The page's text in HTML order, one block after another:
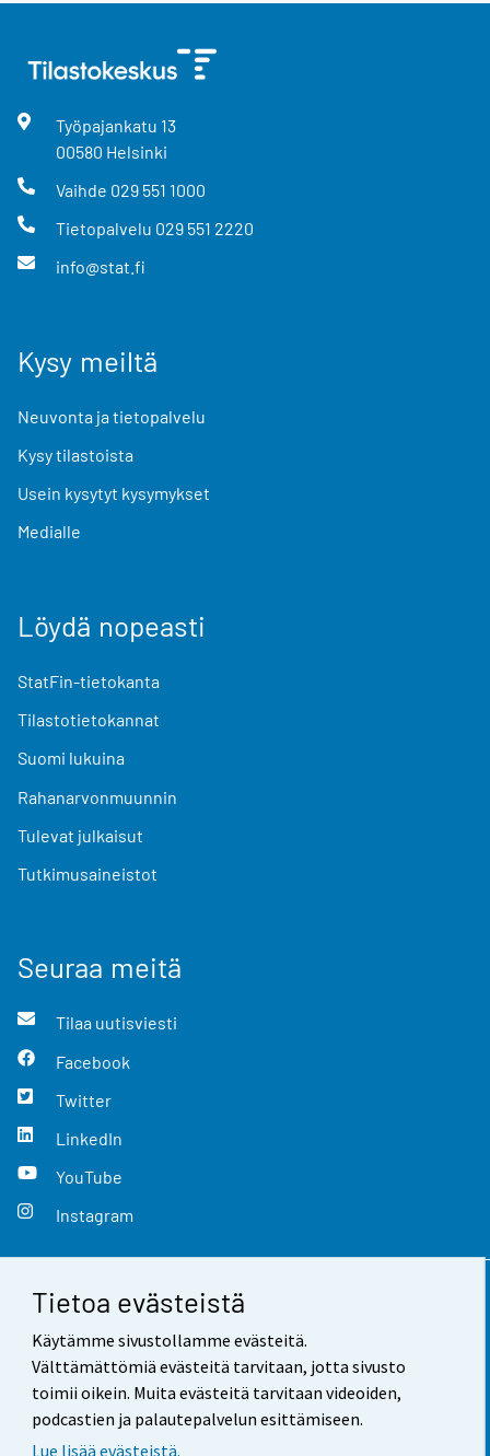
Tietoa evästeistä
Käytämme sivustollamme evästeitä.
Välttämättömiä evästeitä tarvitaan, jotta sivusto
toimii oikein. Muita evästeitä tarvitaan videoiden,
podcastien ja palautepalvelun esittämiseen.
Lue lisää evästeistä.
Työpajankatu 13
00580 Helsinki
Vaihde 029 551 1000
Tietopalvelu 029 551 2220
info@stat.fi
Kysy meiltä
Neuvonta ja tietopalvelu
Kysy tilastoista
Usein kysytyt kysymykset
Medialle
Löydä nopeasti
StatFin-tietokanta
Tilastotietokannat
Suomi lukuina
Rahanarvonmuunnin
Tulevat julkaisut
Tutkimusaineistot
Seuraa meitä
Tilaa uutisviesti
Facebook
Twitter
LinkedIn
YouTube
Instagram
Yhteystiedot
Palaute
Käyttöehdot